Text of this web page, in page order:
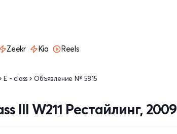
Zeekr Kia Reels
E - class Объявление № 5815
III W211 Рестайлинг, 2009